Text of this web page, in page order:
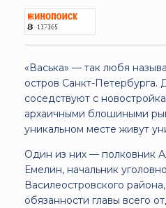
«Васька» — так любя
остров Санкт-Петербурга.
соседствуют с
архаичными блошиными
уникальном месте живут
Один из них — полковник
Емелин, начальник
Василеостровского
обязанности главы всего